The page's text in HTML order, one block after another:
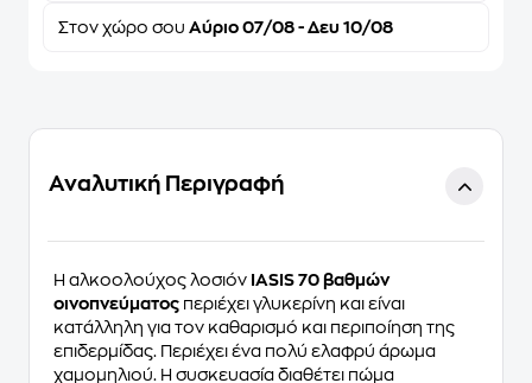
Στον χώρο σου Αύριο 07/08 - Δευ 10/08
Αναλυτική Περιγραφή
Η αλκοολούχος λοσιόν IASIS 70 βαθμών
οινοπνεύματος περιέχει γλυκερίνη και είναι
κατάλληλη για τον καθαρισμό και περιποίηση της
επιδερμίδας. Περιέχει ένα πολύ ελαφρύ άρωμα
χαμομηλιού. Η συσκευασία διαθέτει πώμα